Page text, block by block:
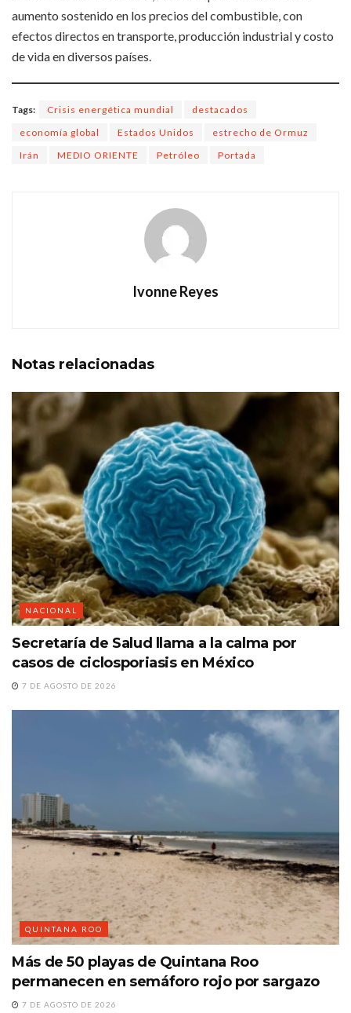
aumento sostenido en los precios del combustible, con
efectos directos en transporte, producción industrial y costo
de vida en diversos países.
Tags: Crisis energética mundial
destacados
economía global
Estados Unidos
estrecho de Ormuz
Irán
MEDIO ORIENTE Petróleo Portada
Ivonne Reyes
Notas relacionadas
NACIONAL
Secretaría de Salud llama a la calma por
casos de ciclosporiasis en México
7 DE AGOSTO DE 2026
QUINTANA ROO
Más de 50 playas de Quintana Roo
permanecen en semáforo rojo por sargazo
7 DE AGOSTO DE 2026